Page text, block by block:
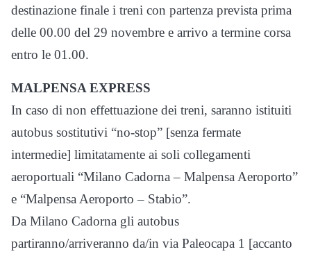
destinazione finale i treni con partenza prevista prima
delle 00.00 del 29 novembre e arrivo a termine corsa
entro le 01.00.
MALPENSA EXPRESS
In caso di non effettuazione dei treni, saranno istituiti
autobus sostitutivi “no-stop” [senza fermate
intermedie] limitatamente ai soli collegamenti
aeroportuali “Milano Cadorna – Malpensa Aeroporto”
e “Malpensa Aeroporto – Stabio”.
Da Milano Cadorna gli autobus
partiranno/arriveranno da/in via Paleocapa 1 [accanto